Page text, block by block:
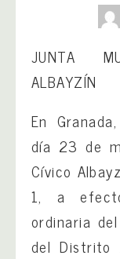
JUNTA
ALBAYZÍN
En
día 23 de
Cívico
1, a
ordinaria
del Distrito